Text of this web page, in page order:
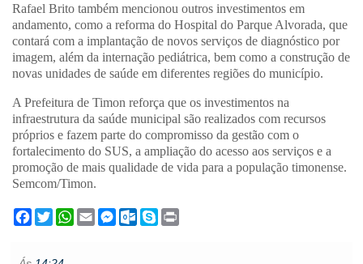
Rafael Brito também mencionou outros investimentos em
andamento, como a reforma do Hospital do Parque Alvorada, que
contará com a implantação de novos serviços de diagnóstico por
imagem, além da internação pediátrica, bem como a construção de
novas unidades de saúde em diferentes regiões do município.
A Prefeitura de Timon reforça que os investimentos na
infraestrutura da saúde municipal são realizados com recursos
próprios e fazem parte do compromisso da gestão com o
fortalecimento do SUS, a ampliação do acesso aos serviços e a
promoção de mais qualidade de vida para a população timonense.
Semcom/Timon.
F
a
T
w
W
h
E
m
M
e
O
u
S
k